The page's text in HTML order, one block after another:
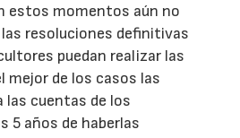
estos momentos aún no
resoluciones definitivas
puedan realizar las
mejor de los casos las
las cuentas de los
5 años de haberlas